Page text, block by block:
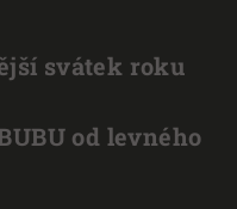
svátek roku
od levného